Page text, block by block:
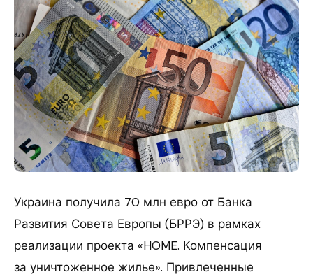
Украина получила 70 млн евро от Банка
Развития Совета Европы (БРРЭ) в рамках
реализации проекта «HOME. Компенсация
за уничтоженное жилье». Привлеченные